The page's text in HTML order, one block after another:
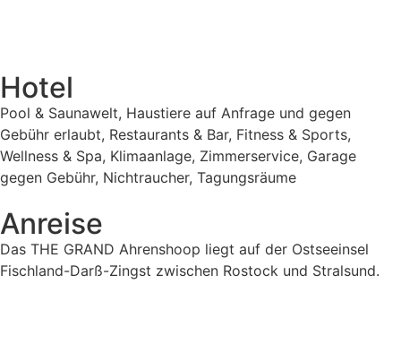
Hotel
Pool & Saunawelt, Haustiere auf Anfrage und gegen
Gebühr erlaubt, Restaurants & Bar, Fitness & Sports,
Wellness & Spa, Klimaanlage, Zimmerservice, Garage
gegen Gebühr, Nichtraucher, Tagungsräume
Anreise
Das THE GRAND Ahrenshoop liegt auf der Ostseeinsel
Fischland-Darß-Zingst zwischen Rostock und Stralsund.